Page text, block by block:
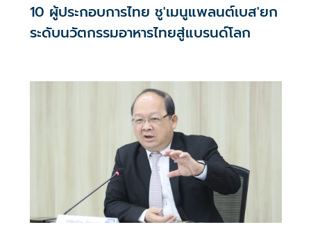
10 ผู้ประกอบการไทย ชู'เมนูแพลนต์เบส'ยก
ระดับนวัตกรรมอาหารไทยสู่แบรนด์โลก